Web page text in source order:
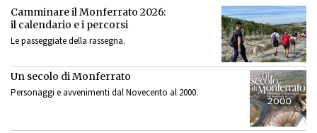
Camminare il Monferrato 2026:
il calendario e i percorsi
Le passeggiate della rassegna.
Un secolo di Monferrato
Personaggi e avvenimenti dal Novecento al 2000.